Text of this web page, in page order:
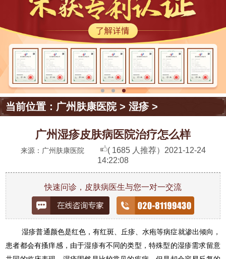
当前位置： 广州肤康医院>湿疹>
广州湿疹皮肤病医院治疗怎么样
来源：广州肤康医院 ( 1685 人推荐） 2021-12-24
14:22:08
快速问诊，皮肤病医生与您一对一交流
湿疹普通颜色是红色，有红斑、丘疹、水疱等病症就渗出倾向，
患者都会有搔痒感，由于湿疹有不同的类型，特殊型的湿疹需求留意